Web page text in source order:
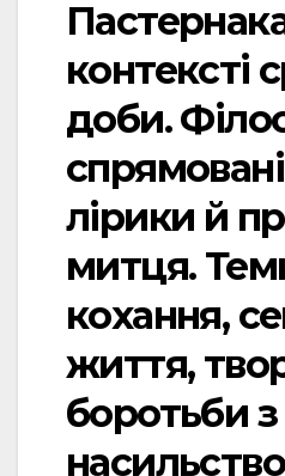
контексті
доби.
лірики й
митця.
кохання,
життя,
боротьби з